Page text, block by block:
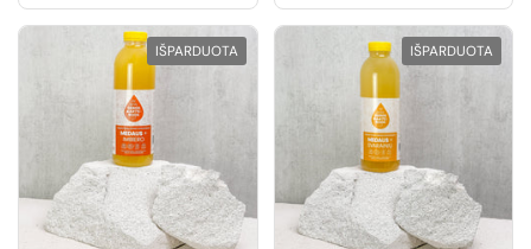
IŠPARDUOTA IŠPARDUOTA